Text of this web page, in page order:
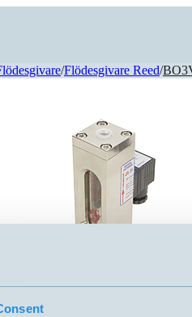
/Flödesgivare Reed/